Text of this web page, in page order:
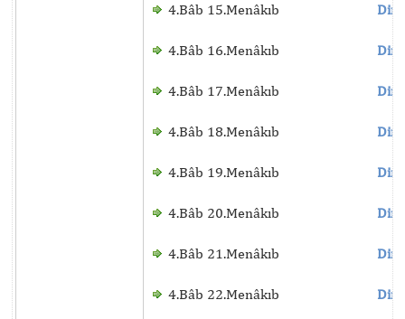
4.Bâb 15.Menâkıb
4.Bâb 16.Menâkıb
4.Bâb 17.Menâkıb
4.Bâb 18.Menâkıb
4.Bâb 19.Menâkıb
4.Bâb 20.Menâkıb
4.Bâb 21.Menâkıb
4.Bâb 22.Menâkıb